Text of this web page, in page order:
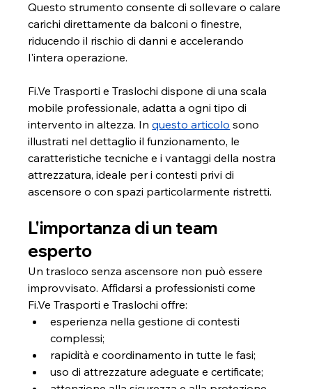
Questo strumento consente di sollevare o calare
carichi direttamente da balconi o finestre,
riducendo il rischio di danni e accelerando
l'intera operazione.
Fi.Ve Trasporti e Traslochi dispone di una scala
mobile professionale, adatta a ogni tipo di
intervento in altezza. In questo articolo sono
illustrati nel dettaglio il funzionamento, le
caratteristiche tecniche e i vantaggi della nostra
attrezzatura, ideale per i contesti privi di
ascensore o con spazi particolarmente ristretti.
L'importanza di un team
esperto
Un trasloco senza ascensore non può essere
improvvisato. Affidarsi a professionisti come
Fi.Ve Trasporti e Traslochi offre:
esperienza nella gestione di contesti
complessi;
rapidità e coordinamento in tutte le fasi;
uso di attrezzature adeguate e certificate;